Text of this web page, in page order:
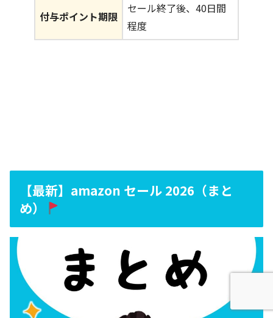
付与ポイント期限
セール終了後、40日間
程度
【最新】amazon セール 2026（まと
め）